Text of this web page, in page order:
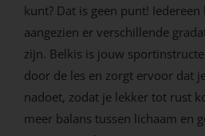
kunt? Dat is geen punt! Iedereen
aangezien er verschillende
zijn. Belkis is jouw
door de les en zorgt ervoor dat
nadoet, zodat je lekker tot rust
meer balans tussen lichaam en